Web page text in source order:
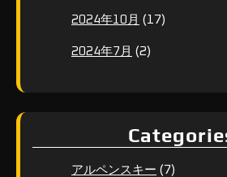
2024年10月 (17)
2024年7月 (2)
アルペンスキー (7)